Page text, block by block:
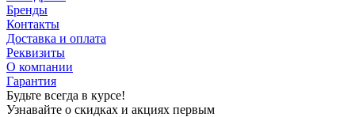
Бренды
Контакты
Доставка и оплата
Реквизиты
О компании
Гарантия
Будьте всегда в курсе!
Узнавайте о скидках и акциях первым